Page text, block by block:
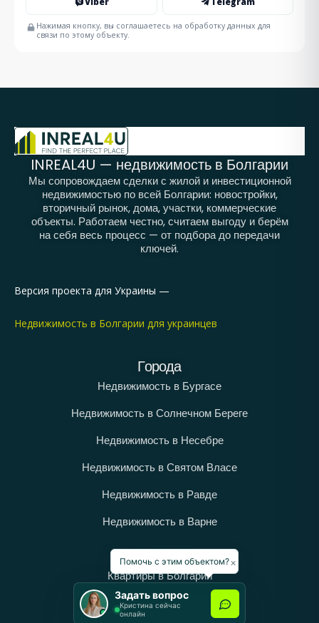
Нажимая кнопку, вы соглашаетесь на обработку данных для
связи по этому объекту.
INREAL4U — недвижимость в Болгарии
Мы сопровождаем сделки с жилой и инвестиционной
недвижимостью по всей Болгарии: новостройки,
вторичный рынок, дома, участки, коммерческие
объекты. Работаем честно, считаем выгоду и берём
на себя весь процесс — от подбора до передачи
ключей.
Версия проекта для Украины —
Недвижимость в Болгарии для украинцев
Города
Недвижимость в Бургасе
Недвижимость в Солнечном Береге
Недвижимость в Несебре
Недвижимость в Святом Власе
Недвижимость в Равде
Недвижимость в Варне
Категории
Квартиры в Болгарии
Дома в Болгарии
×
Помочь с этим объектом?
Задать вопрос
Кристина сейчас
онлайн